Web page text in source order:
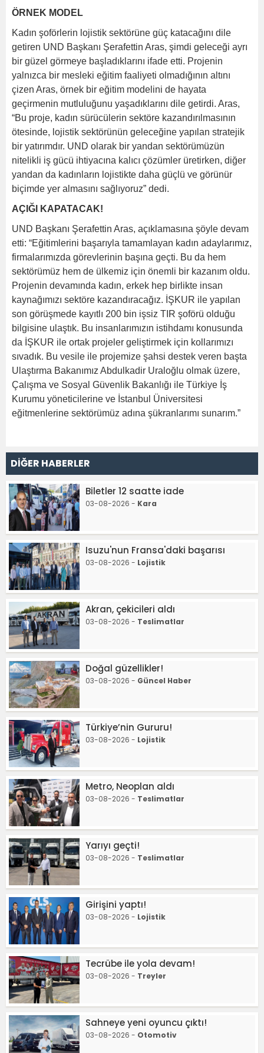
ÖRNEK MODEL
Kadın şoförlerin lojistik sektörüne güç katacağını dile
getiren UND Başkanı Şerafettin Aras, şimdi geleceği ayrı
bir güzel görmeye başladıklarını ifade etti. Projenin
yalnızca bir mesleki eğitim faaliyeti olmadığının altını
çizen Aras, örnek bir eğitim modelini de hayata
geçirmenin mutluluğunu yaşadıklarını dile getirdi. Aras,
“Bu proje, kadın sürücülerin sektöre kazandırılmasının
ötesinde, lojistik sektörünün geleceğine yapılan stratejik
bir yatırımdır. UND olarak bir yandan sektörümüzün
nitelikli iş gücü ihtiyacına kalıcı çözümler üretirken, diğer
yandan da kadınların lojistikte daha güçlü ve görünür
biçimde yer almasını sağlıyoruz” dedi.
AÇIĞI KAPATACAK!
UND Başkanı Şerafettin Aras, açıklamasına şöyle devam
etti: “Eğitimlerini başarıyla tamamlayan kadın adaylarımız,
firmalarımızda görevlerinin başına geçti. Bu da hem
sektörümüz hem de ülkemiz için önemli bir kazanım oldu.
Projenin devamında kadın, erkek hep birlikte insan
kaynağımızı sektöre kazandıracağız. İŞKUR ile yapılan
son görüşmede kayıtlı 200 bin işsiz TIR şoförü olduğu
bilgisine ulaştık. Bu insanlarımızın istihdamı konusunda
da İŞKUR ile ortak projeler geliştirmek için kollarımızı
sıvadık. Bu vesile ile projemize şahsi destek veren başta
Ulaştırma Bakanımız Abdulkadir Uraloğlu olmak üzere,
Çalışma ve Sosyal Güvenlik Bakanlığı ile Türkiye İş
Kurumu yöneticilerine ve İstanbul Üniversitesi
eğitmenlerine sektörümüz adına şükranlarımı sunarım.”
DİĞER HABERLER
Biletler 12 saatte iade
03-08-2026 - Kara
Isuzu'nun Fransa'daki başarısı
03-08-2026 - Lojistik
Akran, çekicileri aldı
03-08-2026 - Teslimatlar
Doğal güzellikler!
03-08-2026 - Güncel Haber
Türkiye’nin Gururu!
03-08-2026 - Lojistik
Metro, Neoplan aldı
03-08-2026 - Teslimatlar
Yarıyı geçti!
03-08-2026 - Teslimatlar
Girişini yaptı!
03-08-2026 - Lojistik
Tecrübe ile yola devam!
03-08-2026 - Treyler
Sahneye yeni oyuncu çıktı!
03-08-2026 - Otomotiv